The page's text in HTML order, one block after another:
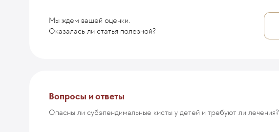
Мы ждем вашей оценки.
Оказалась ли статья полезной?
ОТПРАВИТЬ
Вопросы и ответы
Опасны ли субэпендимальные кисты у детей и требуют ли лечения?